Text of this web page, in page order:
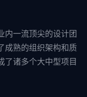
内一流顶尖的设计团
成熟的组织架构和质
了诸多个大中型项目